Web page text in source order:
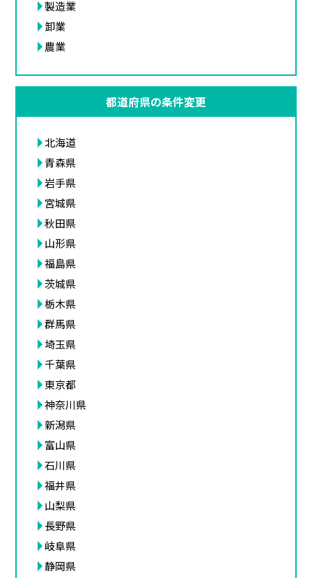
製造業
卸業
農業
都道府県の条件変更
北海道
青森県
岩手県
宮城県
秋田県
山形県
福島県
茨城県
栃木県
群馬県
埼玉県
千葉県
東京都
神奈川県
新潟県
富山県
石川県
福井県
山梨県
長野県
岐阜県
静岡県